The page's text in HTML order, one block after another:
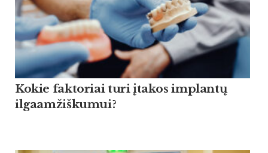
Kokie faktoriai turi įtakos implantų
ilgaamžiškumui?